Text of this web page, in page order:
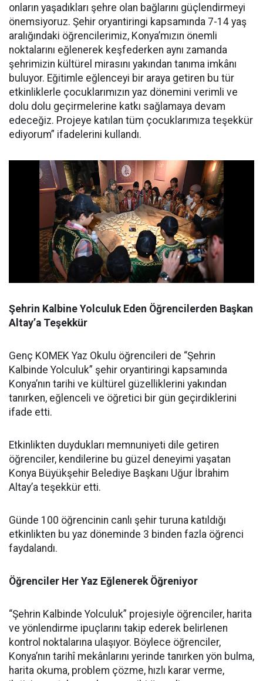
onların yaşadıkları şehre olan bağlarını güçlendirmeyi
önemsiyoruz. Şehir oryantiringi kapsamında 7-14 yaş
aralığındaki öğrencilerimiz, Konya’mızın önemli
noktalarını eğlenerek keşfederken aynı zamanda
şehrimizin kültürel mirasını yakından tanıma imkânı
buluyor. Eğitimle eğlenceyi bir araya getiren bu tür
etkinliklerle çocuklarımızın yaz dönemini verimli ve
dolu dolu geçirmelerine katkı sağlamaya devam
edeceğiz. Projeye katılan tüm çocuklarımıza teşekkür
ediyorum” ifadelerini kullandı.
Şehrin Kalbine Yolculuk Eden Öğrencilerden Başkan
Altay’a Teşekkür
Genç KOMEK Yaz Okulu öğrencileri de “Şehrin
Kalbinde Yolculuk” şehir oryantiringi kapsamında
Konya’nın tarihi ve kültürel güzelliklerini yakından
tanırken, eğlenceli ve öğretici bir gün geçirdiklerini
ifade etti.
Etkinlikten duydukları memnuniyeti dile getiren
öğrenciler, kendilerine bu güzel deneyimi yaşatan
Konya Büyükşehir Belediye Başkanı Uğur İbrahim
Altay’a teşekkür etti.
Günde 100 öğrencinin canlı şehir turuna katıldığı
etkinlikten bu yaz döneminde 3 binden fazla öğrenci
faydalandı.
Öğrenciler Her Yaz Eğlenerek Öğreniyor
“Şehrin Kalbinde Yolculuk” projesiyle öğrenciler, harita
ve yönlendirme ipuçlarını takip ederek belirlenen
kontrol noktalarına ulaşıyor. Böylece öğrenciler,
Konya’nın tarihî mekânlarını yerinde tanırken yön bulma,
harita okuma, problem çözme, hızlı karar verme,